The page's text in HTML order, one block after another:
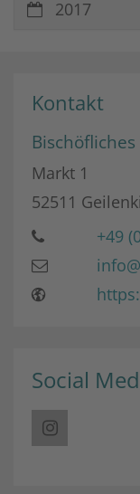
2017
Kontakt
Markt 1
52511
+49
Social